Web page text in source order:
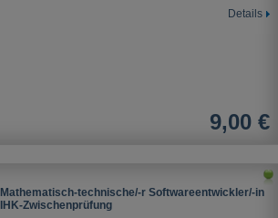
Details
9,00 €
Mathematisch-technische/-r Softwareentwickler/-in
IHK-Zwischenprüfung